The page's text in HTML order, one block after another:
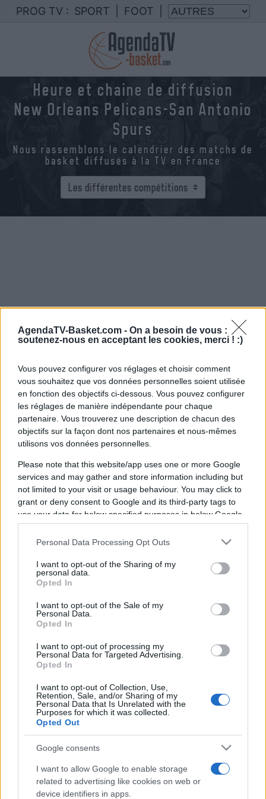
AgendaTV-Basket.com - On a besoin de vous :
soutenez-nous en acceptant les cookies, merci ! :)
Vous pouvez configurer vos réglages et choisir comment
vous souhaitez que vos données personnelles soient utilisée
en fonction des objectifs ci-dessous. Vous pouvez configurer
les réglages de manière indépendante pour chaque
partenaire. Vous trouverez une description de chacun des
objectifs sur la façon dont nos partenaires et nous-mêmes
utilisons vos données personnelles.
Please note that this website/app uses one or more Google
services and may gather and store information including but
not limited to your visit or usage behaviour. You may click to
grant or deny consent to Google and its third-party tags to
use your data for below specified purposes in below Google
consent section.
Personal Data Processing Opt Outs
I want to opt-out of the Sharing of my
personal data.
Opted In
I want to opt-out of the Sale of my
Personal Data.
Opted In
I want to opt-out of processing my
Personal Data for Targeted Advertising.
Opted In
I want to opt-out of Collection, Use,
Retention, Sale, and/or Sharing of my
Personal Data that Is Unrelated with the
Purposes for which it was collected.
Opted Out
Google consents
I want to allow Google to enable storage
related to advertising like cookies on web or
device identifiers in apps.
PROG TV : SPORT FOOT
Heure et chaine de diffusion
New Orleans Pelicans-San Antonio
Spurs
Nous rassemblons le calendrier des matchs de
basket diffusés à la TV en France
Mardi 09 décembre 2025
(NUIT DE LUNDI À MARDI)
New Orleans
Pelicans
San Antonio
La diffusion du match de basket entre les
équipes
New Orleans Pelicans
(équipe fondée
en 1988) etSan Antonio Spurs (équipe fondée
en 1967) aura lieu mardi 09 décembre 2025 à